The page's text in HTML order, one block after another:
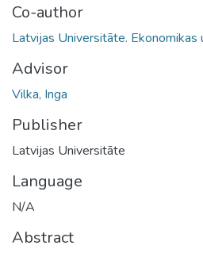
Co-author
Latvijas Universitāte. Ekonomikas
Advisor
Vilka, Inga
Publisher
Latvijas Universitāte
Language
N/A
Abstract